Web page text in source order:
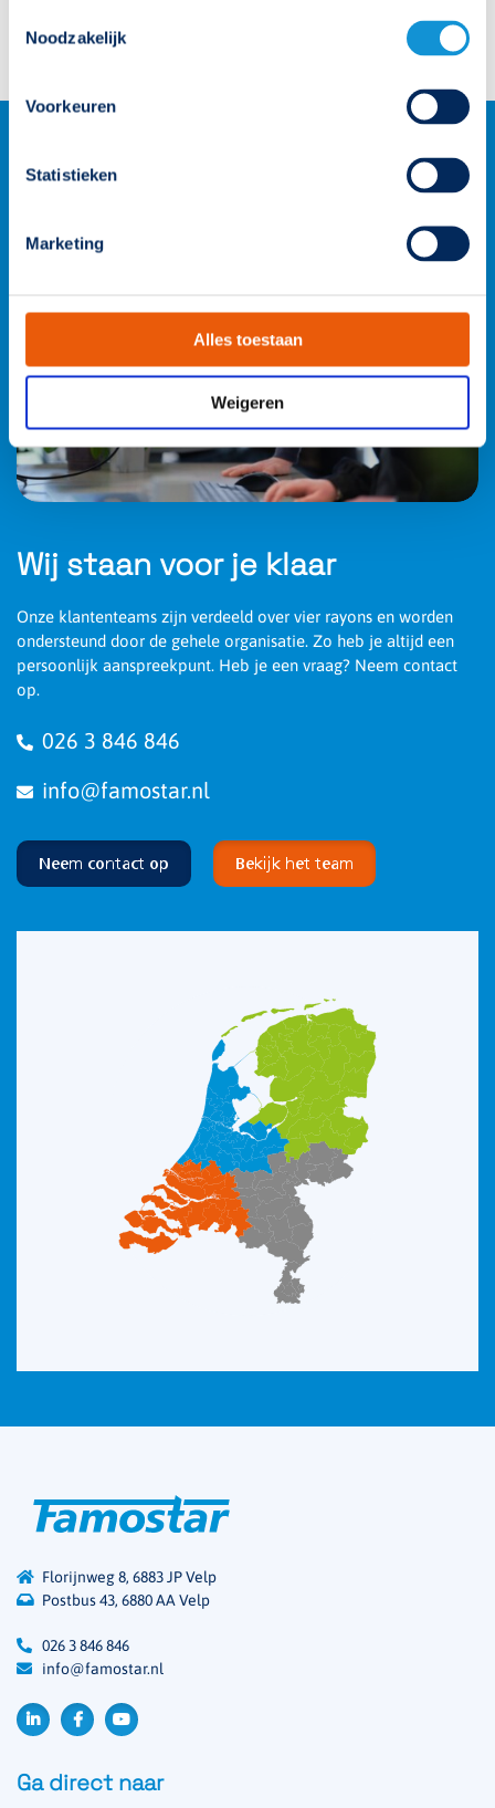
Noodzakelijk
Voorkeuren
Statistieken
Marketing
Alles toestaan
Weigeren
Wij staan voor je klaar
Onze klantenteams zijn verdeeld over vier rayons en worden
ondersteund door de gehele organisatie. Zo heb je altijd een
persoonlijk aanspreekpunt. Heb je een vraag? Neem contact
op.
026 3 846 846
info@famostar.nl
Neem contact op Bekijk het team
Florijnweg 8, 6883 JP Velp
Postbus 43, 6880 AA Velp
026 3 846 846
info@famostar.nl
Ga direct naar